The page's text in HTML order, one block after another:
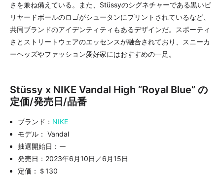
さを兼ね備えている。また、Stüssyのシグネチャーである黒いビ
リヤードボールのロゴがシュータンにプリントされているなど、
共同ブランドのアイデンティティもあるデザインだ。スポーティ
さとストリートウェアのエッセンスが融合されており、スニーカ
ーヘッズやファッション愛好家にはおすすめの一足。
Stüssy x NIKE Vandal High “Royal Blue” の
定価/発売日/品番
ブランド： NIKE
モデル： Vandal
抽選開始日：ー
発売日：2023年6月10日／6月15日
定価：＄130